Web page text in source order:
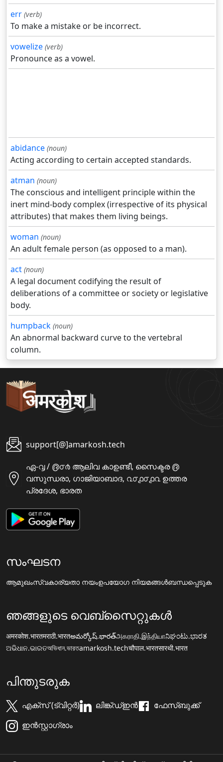
err (verb)
To make a mistake or be incorrect.
vowelize (verb)
Pronounce as a vowel.
abidance (noun)
Acting according to certain accepted standards.
atman (noun)
The conscious and intelligent principle within the
inert mind-body complex (irrespective of its physical
attributes) that makes them living beings.
woman (noun)
An adult female person (as opposed to a man).
act (noun)
A legal document codifying the result of
deliberations of a committee or society or legislative
body.
humpback (noun)
An abnormal backward curve to the vertebral
column.
support[@]amarkosh.tech
ഏ-൮ / ൫൦൪ ആലിവ കാഉണ്ടീ, സൈക്ടര ൫
വസുന്ധരാ, ഗാജിയാബാദ, ൨൦൧൦൧൨ ഉത്തര
പ്രദേശ, ഭാരത
സംഘടന
ആമുഖംസ്വകാര്യതാ നയംഉപയോഗ നിയമങ്ങൾബന്ധപ്പെടുക
ഞങ്ങളുടെ വെബ്സൈറ്റുകൾ
अमरकोश.भारतमराठी.भारतఅమర్కోష్.భారత్அகராதி.இந்தியாನಿಘಂಟು.ಭಾರತ
ଅଭିଧାନ.ଭାରତঅভিধান.ভারতamarkosh.techचौपाल.भारतसारथी.भारत
പിന്തുടരുക
എക്സ് (ട്വിറ്റർ) ലിങ്ക്ഡ്ഇൻ
ഫേസ്ബുക്ക്
ഇൻസ്റ്റാഗ്രാം